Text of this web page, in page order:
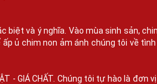
biệt và ý nghĩa. Vào mùa sinh sản,
ủ chim non ảm ánh chúng tôi về
- GIÁ CHẤT. Chúng tôi tự hào là